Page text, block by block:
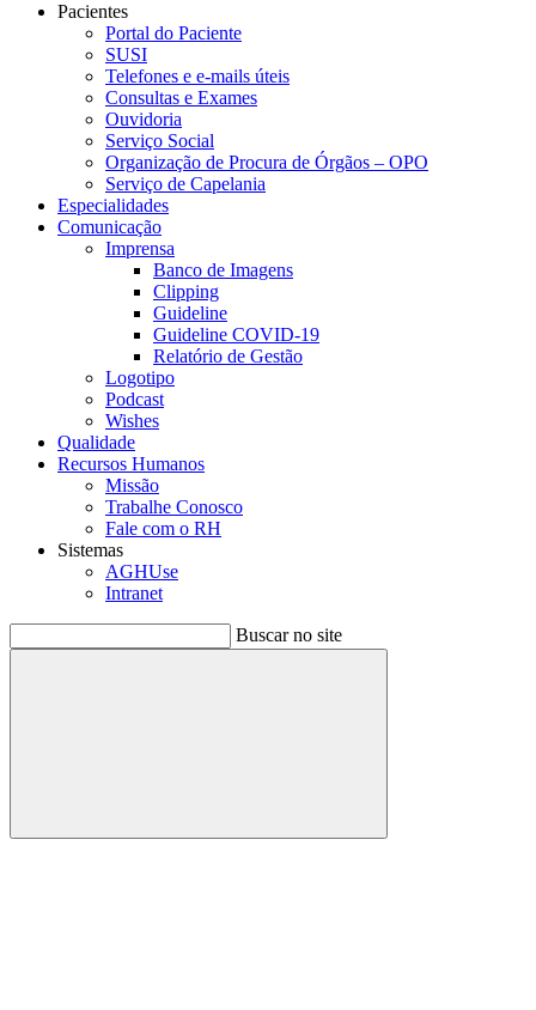
Pacientes
Portal do Paciente
SUSI
Telefones e e-mails úteis
Consultas e Exames
Ouvidoria
Serviço Social
Organização de Procura de Órgãos – OPO
Serviço de Capelania
Especialidades
Comunicação
Imprensa
Banco de Imagens
Clipping
Guideline
Guideline COVID-19
Relatório de Gestão
Logotipo
Podcast
Wishes
Qualidade
Recursos Humanos
Missão
Trabalhe Conosco
Fale com o RH
Sistemas
AGHUse
Intranet
Buscar no site
Buscar